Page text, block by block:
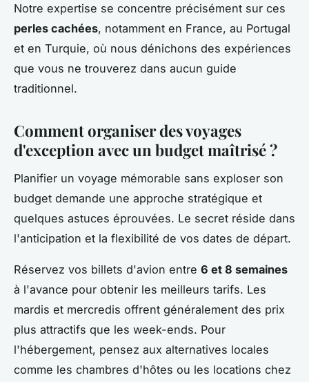
Notre expertise se concentre précisément sur ces
perles cachées, notamment en France, au Portugal
et en Turquie, où nous dénichons des expériences
que vous ne trouverez dans aucun guide
traditionnel.
Comment organiser des voyages
d'exception avec un budget maîtrisé ?
Planifier un voyage mémorable sans exploser son
budget demande une approche stratégique et
quelques astuces éprouvées. Le secret réside dans
l'anticipation et la flexibilité de vos dates de départ.
Réservez vos billets d'avion entre 6 et 8 semaines
à l'avance pour obtenir les meilleurs tarifs. Les
mardis et mercredis offrent généralement des prix
plus attractifs que les week-ends. Pour
l'hébergement, pensez aux alternatives locales
comme les chambres d'hôtes ou les locations chez